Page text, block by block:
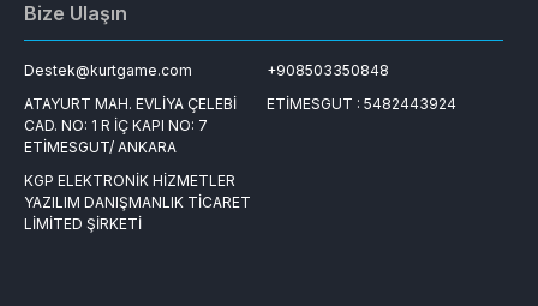
Bize Ulaşın
Destek@kurtgame.com
+908503350848
ATAYURT MAH. EVLİYA ÇELEBİ
CAD. NO: 1 R İÇ KAPI NO: 7
ETİMESGUT/ ANKARA
ETİMESGUT : 5482443924
KGP ELEKTRONİK HİZMETLER
YAZILIM DANIŞMANLIK TİCARET
LİMİTED ŞİRKETİ